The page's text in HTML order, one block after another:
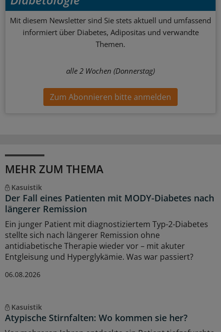
Mit diesem Newsletter sind Sie stets aktuell und umfassend
informiert über Diabetes, Adipositas und verwandte
Themen.
alle 2 Wochen (Donnerstag)
Zum Abonnieren bitte anmelden
MEHR ZUM THEMA
Kasuistik
Der Fall eines Patienten mit MODY-Diabetes nach
längerer Remission
Ein junger Patient mit diagnostiziertem Typ-2-Diabetes
stellte sich nach längerer Remission ohne
antidiabetische Therapie wieder vor – mit akuter
Entgleisung und Hyperglykämie. Was war passiert?
06.08.2026
Kasuistik
Atypische Stirnfalten: Wo kommen sie her?